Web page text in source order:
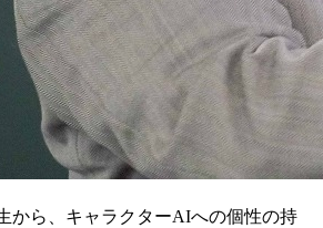
から、キャラクターAIへの個性の持